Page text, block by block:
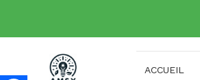
contenu
ACCUEIL